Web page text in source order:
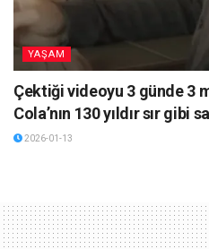
YAŞAM
Çektiği videoyu 3 günde 3
Cola’nın 130 yıldır sır
2026-01-13